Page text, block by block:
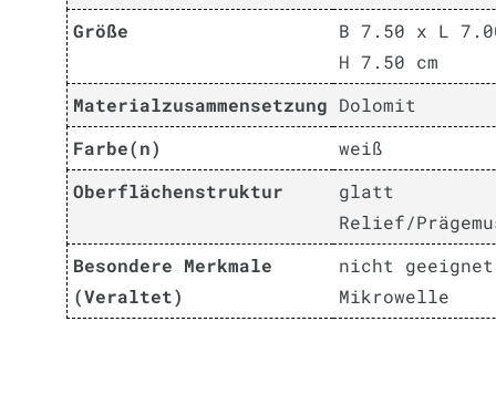
Größe
B 7.50 x L
H 7.50 cm
Materialzusammensetzung Dolomit
Farbe(n)
weiß
Oberflächenstruktur
glatt
Relief/
Besondere Merkmale
(Veraltet)
nicht
Mikrowelle